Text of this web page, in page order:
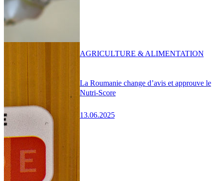
La Roumanie change d’avis et approuve le
Nutri-Score
13.06.2025
AGRICULTURE & ALIMENTATION